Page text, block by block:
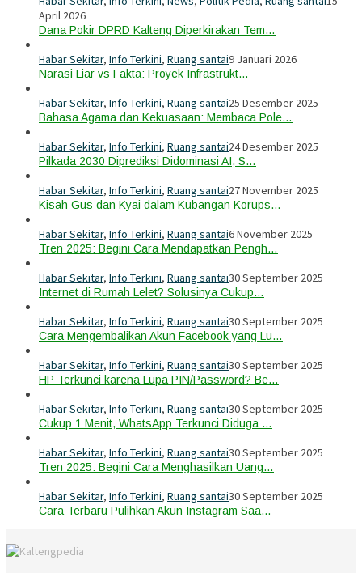
April 2026
Dana Pokir DPRD Kalteng Diperkirakan Tem…
Habar Sekitar, Info Terkini, Ruang santai9 Januari 2026
Narasi Liar vs Fakta: Proyek Infrastrukt…
Habar Sekitar, Info Terkini, Ruang santai25 Desember 2025
Bahasa Agama dan Kekuasaan: Membaca Pole…
Habar Sekitar, Info Terkini, Ruang santai24 Desember 2025
Pilkada 2030 Diprediksi Didominasi AI, S…
Habar Sekitar, Info Terkini, Ruang santai27 November 2025
Kisah Gus dan Kyai dalam Kubangan Korups…
Habar Sekitar, Info Terkini, Ruang santai6 November 2025
Tren 2025: Begini Cara Mendapatkan Pengh…
Habar Sekitar, Info Terkini, Ruang santai30 September 2025
Internet di Rumah Lelet? Solusinya Cukup…
Habar Sekitar, Info Terkini, Ruang santai30 September 2025
Cara Mengembalikan Akun Facebook yang Lu…
Habar Sekitar, Info Terkini, Ruang santai30 September 2025
HP Terkunci karena Lupa PIN/Password? Be…
Habar Sekitar, Info Terkini, Ruang santai30 September 2025
Cukup 1 Menit, WhatsApp Terkunci Diduga …
Habar Sekitar, Info Terkini, Ruang santai30 September 2025
Tren 2025: Begini Cara Menghasilkan Uang…
Habar Sekitar, Info Terkini, Ruang santai30 September 2025
Cara Terbaru Pulihkan Akun Instagram Saa…